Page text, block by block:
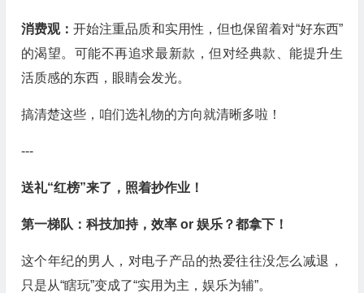
消费观： 开始注重品质和实用性，但也保留着对“好东西”
的渴望。可能不再追求最新款，但对经典款、能提升生
活质感的东西，眼睛会发光。
搞清楚这些，咱们选礼物的方向就清晰多啦！
---
送礼“红榜”来了，照着抄作业！
第一梯队：科技加持，效率 or 娱乐？都拿下！
这个年纪的男人，对电子产品的热爱往往没怎么减退，
只是从“瞎玩”变成了“实用为主，娱乐为辅”。